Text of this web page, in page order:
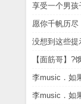
享受一个男孩
愿你千帆历
没想到这些提
【面筋哥】?
李music．如
李music．如